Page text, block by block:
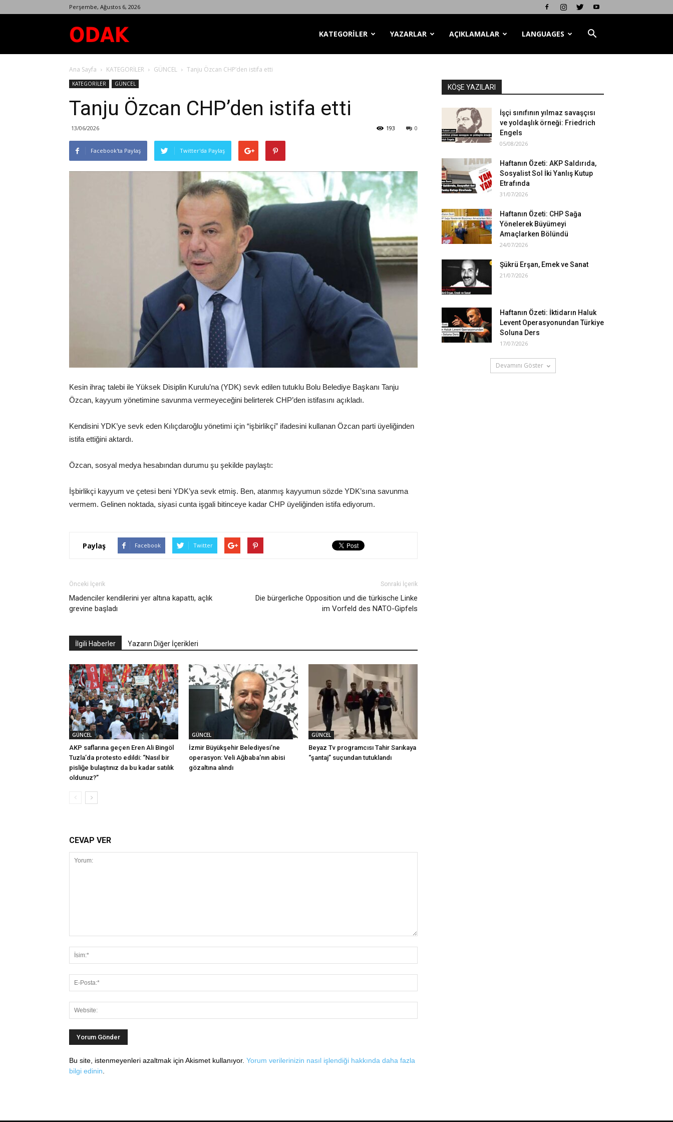
Perşembe, Ağustos 6, 2026
Dergisi
KATEGORİLER YAZARLAR AÇIKLAMALAR LANGUAGES
Ana Sayfa KATEGORİLER GÜNCEL Tanju Özcan CHP’den istifa etti
KATEGORİLER GÜNCEL
Tanju Özcan CHP’den istifa etti
13/06/2026 0
193
Facebook'ta Paylaş Twitter'da Paylaş
Kesin ihraç talebi ile Yüksek Disiplin Kurulu’na (YDK) sevk edilen tutuklu Bolu Belediye Başkanı Tanju
Özcan, kayyum yönetimine savunma vermeyeceğini belirterek CHP’den istifasını açıkladı.
Kendisini YDK’ye sevk eden Kılıçdaroğlu yönetimi için “işbirlikçi” ifadesini kullanan Özcan parti üyeliğinden
istifa ettiğini aktardı.
Özcan, sosyal medya hesabından durumu şu şekilde paylaştı:
İşbirlikçi kayyum ve çetesi beni YDK’ya sevk etmiş. Ben, atanmış kayyumun sözde YDK’sına savunma
vermem. Gelinen noktada, siyasi cunta işgali bitinceye kadar CHP üyeliğinden istifa ediyorum.
Paylaş Facebook Twitter
Önceki İçerik
Madenciler kendilerini yer altına kapattı, açlık
grevine başladı
Sonraki İçerik
Die bürgerliche Opposition und die türkische Linke
im Vorfeld des NATO-Gipfels
İlgili Haberler Yazarın Diğer İçerikleri
GÜNCEL
AKP saflarına geçen Eren Ali Bingöl
Tuzla’da protesto edildi: “Nasıl bir
pisliğe bulaştınız da bu kadar satılık
oldunuz?”
GÜNCEL
İzmir Büyükşehir Belediyesi’ne
operasyon: Veli Ağbaba’nın abisi
gözaltına alındı
GÜNCEL
Beyaz Tv programcısı Tahir Sarıkaya
“şantaj” suçundan tutuklandı
CEVAP VER
Bu site, istenmeyenleri azaltmak için Akismet kullanıyor. Yorum verilerinizin nasıl işlendiği hakkında daha fazla
bilgi edinin
KÖŞE YAZILARI
İşçi sınıfının yılmaz savaşçısı
ve yoldaşlık örneği: Friedrich
Engels
05/08/2026
Haftanın Özeti: AKP Saldırıda,
Sosyalist Sol İki Yanlış Kutup
Etrafında
31/07/2026
Haftanın Özeti: CHP Sağa
Yönelerek Büyümeyi
Amaçlarken Bölündü
24/07/2026
Şükrü Erşan, Emek ve Sanat
21/07/2026
Haftanın Özeti: İktidarın Haluk
Levent Operasyonundan Türkiye
Soluna Ders
17/07/2026
Devamını Göster